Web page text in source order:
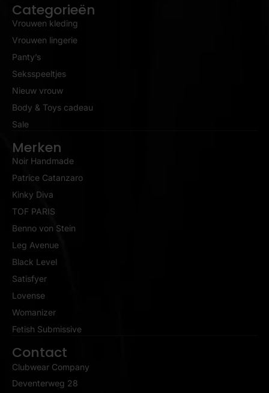
Categorieën
Vrouwen kleding
Vrouwen lingerie
Panty’s
Seksspeeltjes
Nieuw vrouw
Body & Toys cadeau
Sale
Merken
Noir Handmade
Patrice Catanzaro
Kinky Diva
TOF PARIS
Benno von Stein
Leg Avenue
Black Level
Satisfyer
Lovense
Womanizer
Fetish Submissive
Contact
Clubwear Company
Deventerweg 28